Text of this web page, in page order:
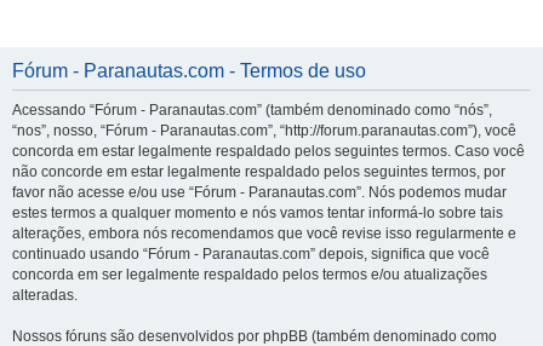
Fórum - Paranautas.com - Termos de uso
Acessando “Fórum - Paranautas.com” (também denominado como “nós”,
“nos”, nosso, “Fórum - Paranautas.com”, “http://forum.paranautas.com”), você
concorda em estar legalmente respaldado pelos seguintes termos. Caso você
não concorde em estar legalmente respaldado pelos seguintes termos, por
favor não acesse e/ou use “Fórum - Paranautas.com”. Nós podemos mudar
estes termos a qualquer momento e nós vamos tentar informá-lo sobre tais
alterações, embora nós recomendamos que você revise isso regularmente e
continuado usando “Fórum - Paranautas.com” depois, significa que você
concorda em ser legalmente respaldado pelos termos e/ou atualizações
alteradas.
Nossos fóruns são desenvolvidos por phpBB (também denominado como